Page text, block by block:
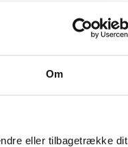
Om
eller tilbagetrække dit